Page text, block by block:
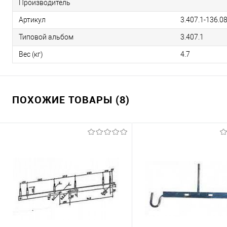
Производитель
Артикул 3.407.1-
Типовой альбом 3.407.1
Вес (кг) 4.7
ПОХОЖИЕ ТОВАРЫ (8)